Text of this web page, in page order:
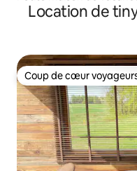
plage
Location de
Coup de cœur
Coup de cœur